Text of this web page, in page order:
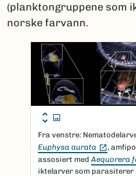
(planktongruppene som
norske farvann.
Fra venstre:
Euphysa aurata
,
assosiert med Aequorera
iktelarver som parasiterer